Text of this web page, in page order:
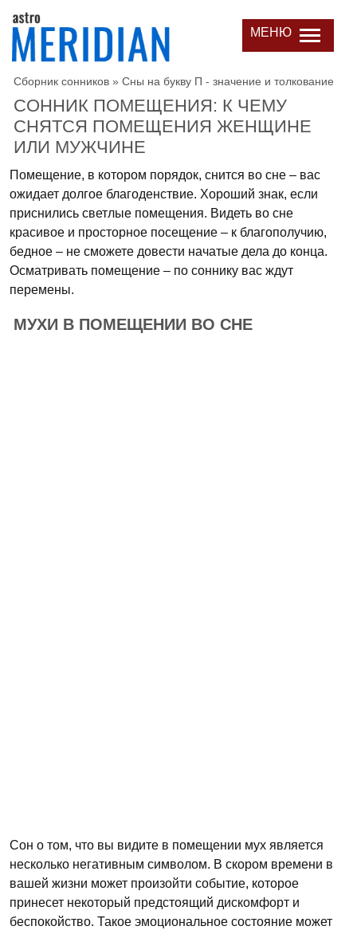
МЕНЮ
Сборник сонников » Сны на букву П - значение и толкование
СОННИК ПОМЕЩЕНИЯ: К ЧЕМУ
СНЯТСЯ ПОМЕЩЕНИЯ ЖЕНЩИНЕ
ИЛИ МУЖЧИНЕ
Помещение, в котором порядок, снится во сне – вас
ожидает долгое благоденствие. Хороший знак, если
приснились светлые помещения. Видеть во сне
красивое и просторное посещение – к благополучию,
бедное – не сможете довести начатые дела до конца.
Осматривать помещение – по соннику вас ждут
перемены.
МУХИ В ПОМЕЩЕНИИ ВО СНЕ
Сон о том, что вы видите в помещении мух является
несколько негативным символом. В скором времени в
вашей жизни может произойти событие, которое
принесет некоторый предстоящий дискомфорт и
беспокойство. Такое эмоциональное состояние может